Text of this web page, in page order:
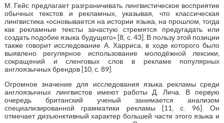
М. Гейс предлагает разграничивать лингвистическое восприятие
обычных текстов и рекламных, указывая, что классическая
лингвистика «основывается на истории языка, на прошлом, тогда
как рекламные тексты зачастую стремятся предугадать или
создать подобие языка будущего» [8, с. 43]. В пользу этой позиции
также говорит исследование А. Харриса, в ходе которого было
выявлено регулярное использование молодёжной лексики,
сокращений и сленговых слов в рекламе популярных
англоязычных брендов [10, с. 89].
Огромное значение для исследования языка рекламы среди
англоязычных лингвистов имеют работы Д. Лича. В первую
очередь британский ученый занимается анализом
специализированной грамматики рекламы [11, с. 96]. Он
отмечает дизъюнктивный характер большей части этого языка и